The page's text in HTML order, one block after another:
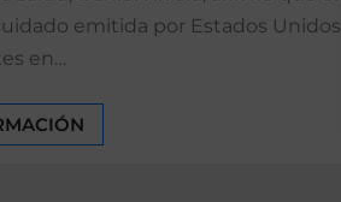
emitida por Estados Unidos
en…